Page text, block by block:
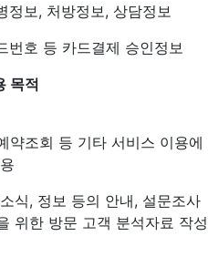
정보, 처방정보, 상담정보
번호 등 카드결제 승인정보
목적
약조회 등 기타 서비스 이용에
식, 정보 등의 안내, 설문조사
위한 방문 고객 분석자료 작성